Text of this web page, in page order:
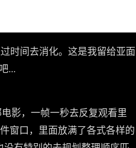
时间去消化。这是我留给亚面
...
影，一帧一秒去反复观看里
窗口，里面放满了各式各样的